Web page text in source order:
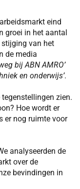
eind
groei in het aantal
stijging van het
de media
bij ABN AMRO’
en onderwijs’.
zien.
Hoe wordt er
er nog ruimte voor
analyseerden de
over de
bevindingen in